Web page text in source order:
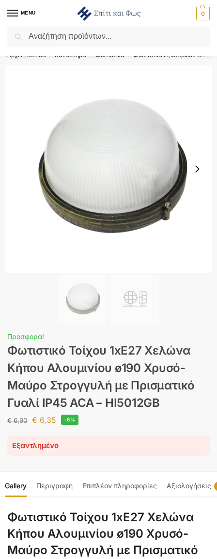
MENU 0
Flash Sale ⚡ 10% Έκπτωση με τον κωδικό ‘SPRING’!
Αρχική σελίδα / Κατάστημα / Φωτιστικά / Φωτιστικά Εξωτερικού Χώρου
Προσφορά!
Φωτιστικό Τοίχου 1xE27 Χελώνα
Κήπου Αλουμινίου ø190 Χρυσό-
Μαύρο Στρογγυλή με Πρισματικό
Γυαλί IP45 ACA – HI5012GB
€6,90 € 6,35 -8%
Εξαντλημένο
Gallery Περιγραφή Επιπλέον πληροφορίες Αξιολογήσεις
Φωτιστικό Τοίχου 1xE27 Χελώνα
Κήπου Αλουμινίου ø190 Χρυσό-
Μαύρο Στρογγυλή με Πρισματικό